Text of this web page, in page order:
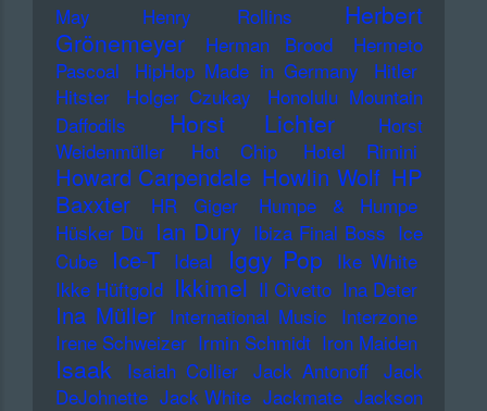
May
Henry Rollins
Herbert
Grönemeyer
Herman Brood
Hermeto
Pascoal
HipHop Made in Germany
Hitler
Hitster
Holger Czukay
Honolulu Mountain
Daffodils
Horst Lichter
Horst
Weidenmüller
Hot Chip Hotel Rimini
Howard Carpendale Howlin Wolf HP
Baxxter
HR Giger
Humpe & Humpe
Hüsker Dü Ian Dury Ibiza Final Boss Ice
Cube
Ice-T Ideal Iggy Pop Ike White
Ikke Hüftgold Ikkimel Il Civetto Ina Deter
Ina Müller International Music Interzone
Irene Schweizer Irmin Schmidt Iron Maiden
Isaak Isaiah Collier Jack Antonoff Jack
DeJohnette Jack White Jackmate Jackson